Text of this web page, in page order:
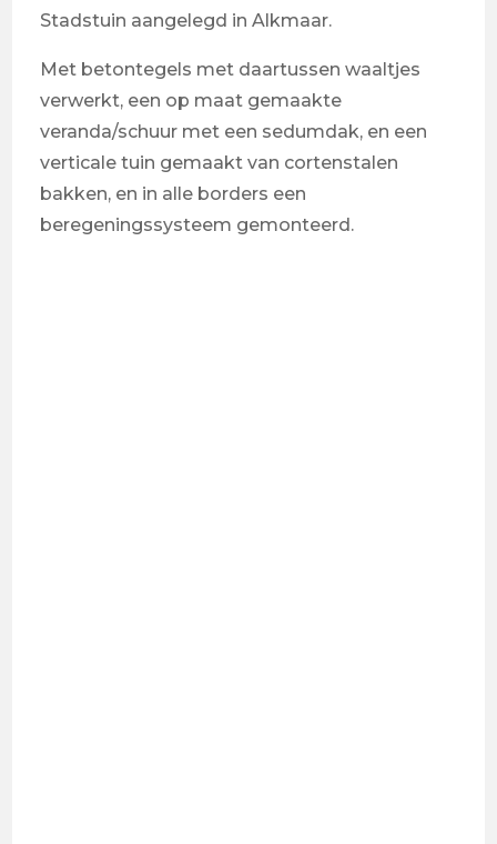
Stadstuin aangelegd in Alkmaar.
Met betontegels met daartussen waaltjes
verwerkt, een op maat gemaakte
veranda/schuur met een sedumdak, en een
verticale tuin gemaakt van cortenstalen
bakken, en in alle borders een
beregeningssysteem gemonteerd.